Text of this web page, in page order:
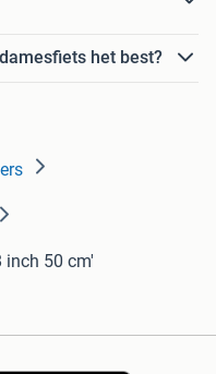
het best?
inch 50 cm'